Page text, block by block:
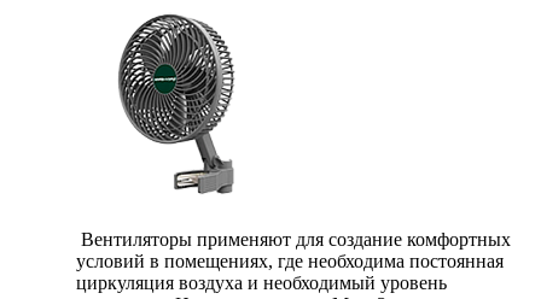
Вентиляторы применяют для создание комфортных
условий в помещениях, где необходима постоянная
циркуляция воздуха и необходимый уровень